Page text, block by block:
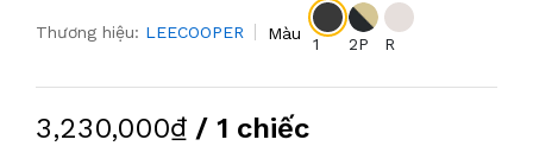
Thương hiệu: LEECOOPER Màu
1 2P R
3,230,000₫ / 1 chiếc